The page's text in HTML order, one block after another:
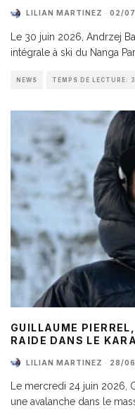
LILIAN MARTINEZ · 02/
Le 30 juin 2026, Andrzej
intégrale à ski du Nanga
NEWS TEMPS DE LECTURE:
GUILLAUME
RAIDE DANS LE
LILIAN MARTINEZ · 28/
Le mercredi 24 juin 2026,
une avalanche dans le